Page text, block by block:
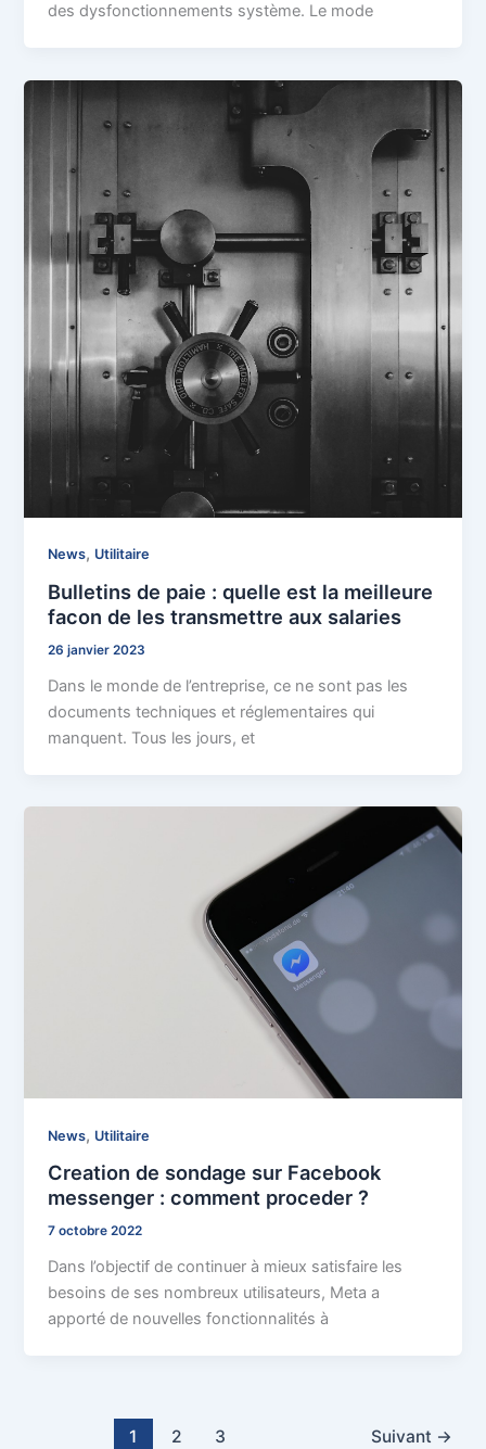
des dysfonctionnements système. Le mode
News, Utilitaire
Bulletins de paie : quelle est la meilleure
facon de les transmettre aux salaries
26 janvier 2023
Dans le monde de l’entreprise, ce ne sont pas les
documents techniques et réglementaires qui
manquent. Tous les jours, et
News, Utilitaire
Creation de sondage sur Facebook
messenger : comment proceder ?
7 octobre 2022
Dans l’objectif de continuer à mieux satisfaire les
besoins de ses nombreux utilisateurs, Meta a
apporté de nouvelles fonctionnalités à
1 2 3 Suivant →